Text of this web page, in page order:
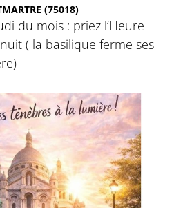
(75018)
du mois : priez l’Heure
( la basilique ferme ses